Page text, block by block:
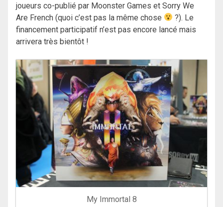
joueurs co-publié par Moonster Games et Sorry We
Are French (quoi c’est pas la même chose
?). Le
financement participatif n’est pas encore lancé mais
arrivera très bientôt !
My Immortal 8